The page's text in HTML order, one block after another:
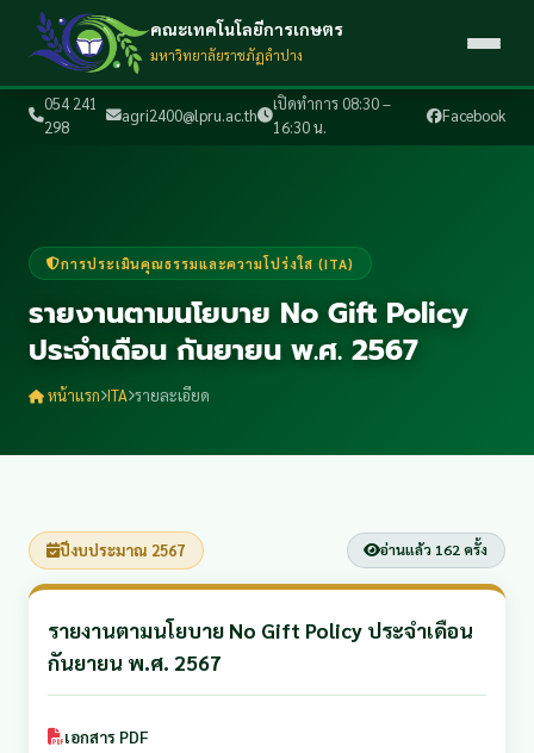
054 241
298
agri2400@lpru.ac.th
เปิดทำการ 08:30 –
16:30 น.
Facebook
คณะเทคโนโลยีการเกษตร
มหาวิทยาลัยราชภัฏลำปาง
การประเมินคุณธรรมและความโปร่งใส (ITA)
รายงานตามนโยบาย No Gift Policy
ประจำเดือน กันยายน พ.ศ. 2567
หน้าแรก ITA รายละเอียด
ปีงบประมาณ 2567 อ่านแล้ว 162 ครั้ง
รายงานตามนโยบาย No Gift Policy ประจำเดือน
กันยายน พ.ศ. 2567
เอกสาร PDF